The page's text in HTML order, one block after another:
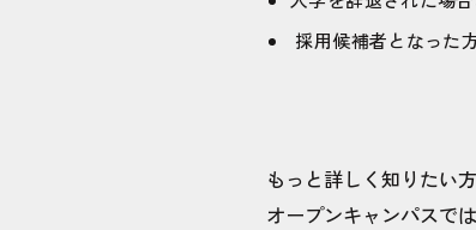
採用候補者となった
もっと詳しく知りたい
オープンキャンパスで